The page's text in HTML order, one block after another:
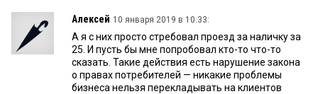
Алексей 10 января 2019 в 10:33:
А я с них просто стребовал проезд за наличку за
25. И пусть бы мне попробовал кто-то что-то
сказать. Такие действия есть нарушение закона
о правах потребителей — никакие проблемы
бизнеса нельзя перекладывать на клиентов